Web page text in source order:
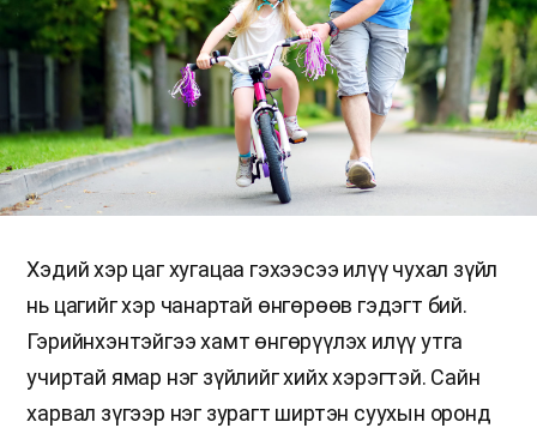
Хэдий хэр цаг хугацаа гэхээсээ илүү чухал зүйл
нь цагийг хэр чанартай өнгөрөөв гэдэгт бий.
Гэрийнхэнтэйгээ хамт өнгөрүүлэх илүү утга
учиртай ямар нэг зүйлийг хийх хэрэгтэй. Сайн
харвал зүгээр нэг зурагт ширтэн суухын оронд